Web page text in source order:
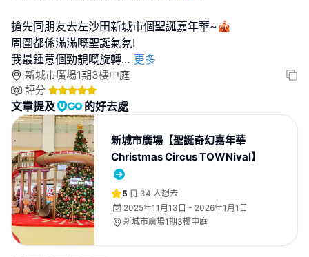
搶先同朋友去左沙田新城市個聖誕嘉年華~🎪
周圍都係滿滿嘅聖誕氣氛!
我最鍾意個勁靚嘅旋轉... 更多
新城市廣場1期3樓中庭
評分
文章提及 的好去處
新城市廣場【聖誕奇幻嘉年華
Christmas Circus TOWNival】
5 34 人想去
2025年11月13日 - 2026年1月1日
新城市廣場1期3樓中庭